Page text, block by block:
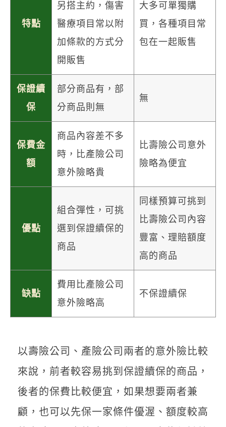
特點
另搭主約，傷害
醫療項目常以附
加條款的方式分
開販售
大多可單獨購
買，各種項目常
包在一起販售
保證續
保
部分商品有，部
分商品則無
無
保費金
額
商品內容差不多
時，比產險公司
意外險略貴
比壽險公司意外
險略為便宜
優點
組合彈性，可挑
選到保證續保的
商品
同樣預算可挑到
比壽險公司內容
豐富、理賠額度
高的商品
缺點
費用比產險公司
意外險略高
不保證續保
以壽險公司、產險公司兩者的意外險比較
來說，前者較容易挑到保證續保的商品，
後者的保費比較便宜，如果想要兩者兼
顧，也可以先保一家條件優渥、額度較高